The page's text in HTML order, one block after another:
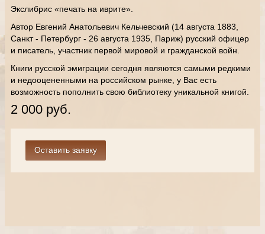
Экслибрис «печать на иврите».
Автор Евгений Анатольевич Кельчевский (14 августа 1883,
Санкт - Петербург - 26 августа 1935, Париж) русский офицер
и писатель, участник первой мировой и гражданской войн.
Книги русской эмиграции сегодня являются самыми редкими
и недооцененными на российском рынке, у Вас есть
возможность пополнить свою библиотеку уникальной книгой.
2 000 руб.